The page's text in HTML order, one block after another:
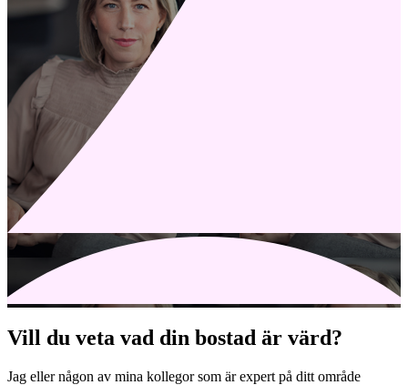
Vill du veta vad din bostad är värd?
Jag eller någon av mina kollegor som är expert på ditt område